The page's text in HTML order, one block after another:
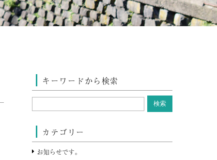
キーワードから検索
カテゴリー
お知らせです。